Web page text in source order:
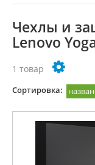
Чехлы и
Lenovo
1 товар
Cортировка: